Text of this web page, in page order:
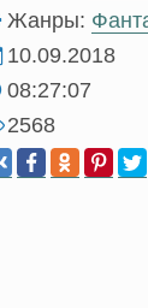
Жанры:
10.09.2018
08:27:07
2568